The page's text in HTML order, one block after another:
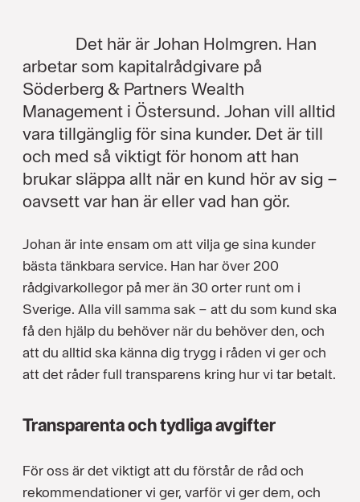
Det här är Johan Holmgren. Han
arbetar som kapitalrådgivare på
Söderberg & Partners Wealth
Management i Östersund. Johan vill alltid
vara tillgänglig för sina kunder. Det är till
och med så viktigt för honom att han
brukar släppa allt när en kund hör av sig –
oavsett var han är eller vad han gör.
Johan är inte ensam om att vilja ge sina kunder
bästa tänkbara service. Han har över 200
rådgivarkollegor på mer än 30 orter runt om i
Sverige. Alla vill samma sak – att du som kund ska
få den hjälp du behöver när du behöver den, och
att du alltid ska känna dig trygg i råden vi ger och
att det råder full transparens kring hur vi tar betalt.
Transparenta och tydliga avgifter
För oss är det viktigt att du förstår de råd och
rekommendationer vi ger, varför vi ger dem, och